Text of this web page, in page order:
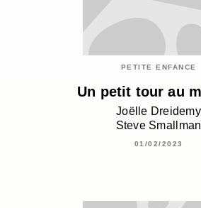
PETITE ENFANCE
Un petit tour au
Joëlle Dreidemy
Steve Smallman
01/02/2023